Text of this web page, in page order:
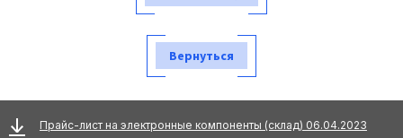
Вернуться
Прайс-лист на электронные компоненты (склад) 06.04.2023